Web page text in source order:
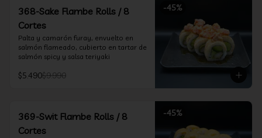
-45%
368-Sake Flambe Rolls / 8
Cortes
Palta y camarón furay, envuelto en
salmón flameado, cubierto en tartar de
salmón spicy y salsa teriyaki
$5.490$9.990
-45%
369-Swit Flambe Rolls / 8
Cortes